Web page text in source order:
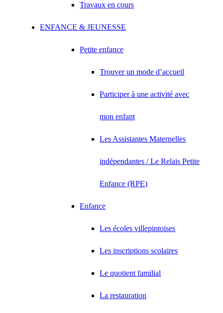
Travaux en cours
ENFANCE & JEUNESSE
Petite enfance
Trouver un mode d’accueil
Participer à une activité avec
mon enfant
Les Assistantes Maternelles
indépendantes / Le Relais Petite
Enfance (RPE)
Enfance
Les écoles villepintoises
Les inscriptions scolaires
Le quotient familial
La restauration